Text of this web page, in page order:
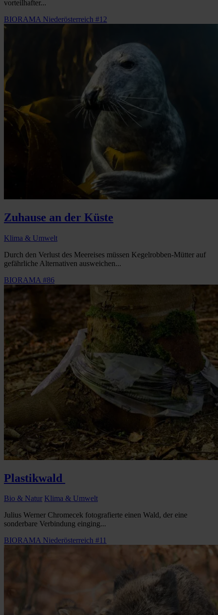
vorteilhafter...
BIORAMA Niederösterreich #12
Zuhause an der Küste
Klima & Umwelt
Durch den Verlust des Meereises müssen Kegelrobben-Mütter auf
gefährliche Alternativen ausweichen...
BIORAMA #86
Plastikwald
Bio & Natur Klima & Umwelt
Julius Werner Chromecek fotografierte einen Wald, der eine
sonderbare Verbindung einging...
BIORAMA Niederösterreich #11